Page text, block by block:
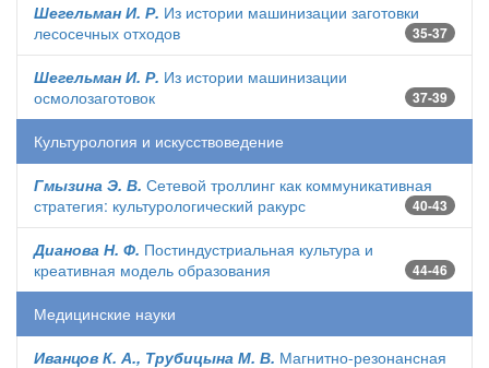
Шегельман И. Р. Из истории машинизации заготовки
лесосечных отходов
35-37
Шегельман И. Р. Из истории машинизации
осмолозаготовок
37-39
Культурология и искусствоведение
Гмызина Э. В. Сетевой троллинг как коммуникативная
стратегия: культурологический ракурс
40-43
Дианова Н. Ф. Постиндустриальная культура и
креативная модель образования
44-46
Медицинские науки
Иванцов К. А., Трубицына М. В. Магнитно-резонансная